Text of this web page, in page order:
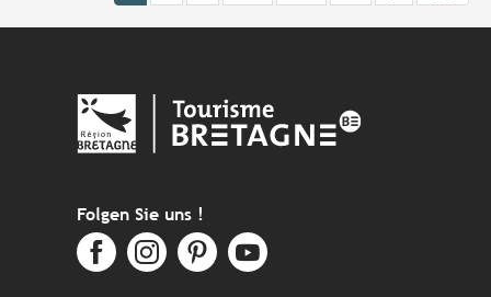
Folgen Sie uns !